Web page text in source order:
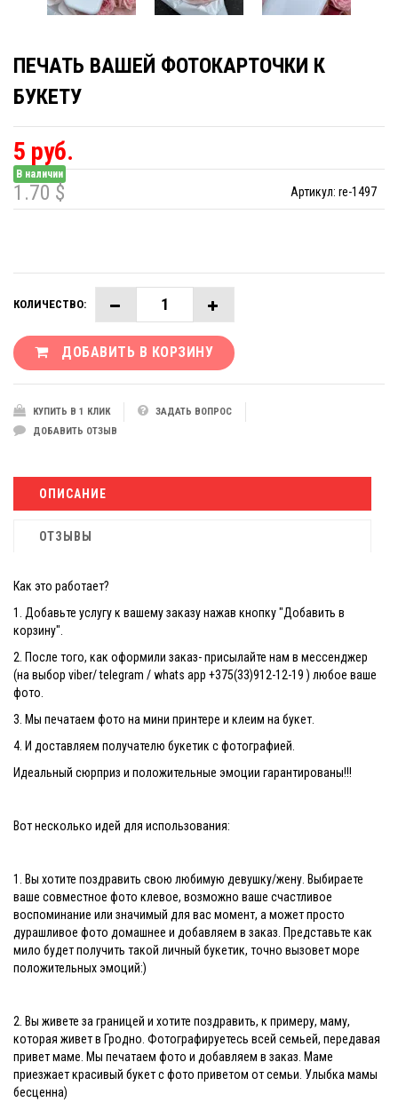
ПЕЧАТЬ ВАШЕЙ ФОТОКАРТОЧКИ К
БУКЕТУ
5 руб.
В наличии
Артикул: re-1497
1.70 $
КОЛИЧЕСТВО:
ДОБАВИТЬ В КОРЗИНУ
КУПИТЬ В 1 КЛИК
ЗАДАТЬ ВОПРОС
ДОБАВИТЬ ОТЗЫВ
ОПИСАНИЕ
ОТЗЫВЫ
Как это работает?
1. Добавьте услугу к вашему заказу нажав кнопку "Добавить в
корзину".
2. После того, как оформили заказ- присылайте нам в мессенджер
(на выбор viber/ telegram / whats app +375(33)912-12-19 ) любое ваше
фото.
3. Мы печатаем фото на мини принтере и клеим на букет.
4. И доставляем получателю букетик с фотографией.
Идеальный сюрприз и положительные эмоции гарантированы!!!
Вот несколько идей для использования:
1. Вы хотите поздравить свою любимую девушку/жену. Выбираете
ваше совместное фото клевое, возможно ваше счастливое
воспоминание или значимый для вас момент, а может просто
дурашливое фото домашнее и добавляем в заказ. Представьте как
мило будет получить такой личный букетик, точно вызовет море
положительных эмоций:)
2. Вы живете за границей и хотите поздравить, к примеру, маму,
которая живет в Гродно. Фотографируетесь всей семьей, передавая
привет маме. Мы печатаем фото и добавляем в заказ. Маме
приезжает красивый букет с фото приветом от семьи. Улыбка мамы
бесценна)